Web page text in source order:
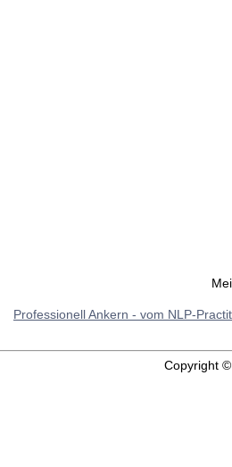
Professionell Ankern - vom NLP-
Copyright